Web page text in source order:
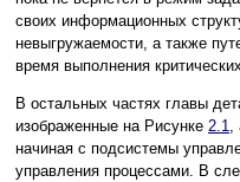
своих информационных
невыгружаемости, а также
время выполнения
В остальных частях главы
изображенные на Рисунке 2.1,
начиная с подсистемы
управления процессами. В